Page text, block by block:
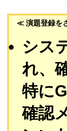
≪ 演題登録を
シス
れ、
特に
確認